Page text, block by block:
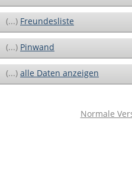
(...) Freundesliste
(...) Pinwand
(...) alle Daten anzeigen
Normale